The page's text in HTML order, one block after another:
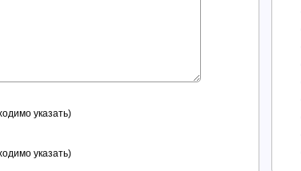
указать)
указать)